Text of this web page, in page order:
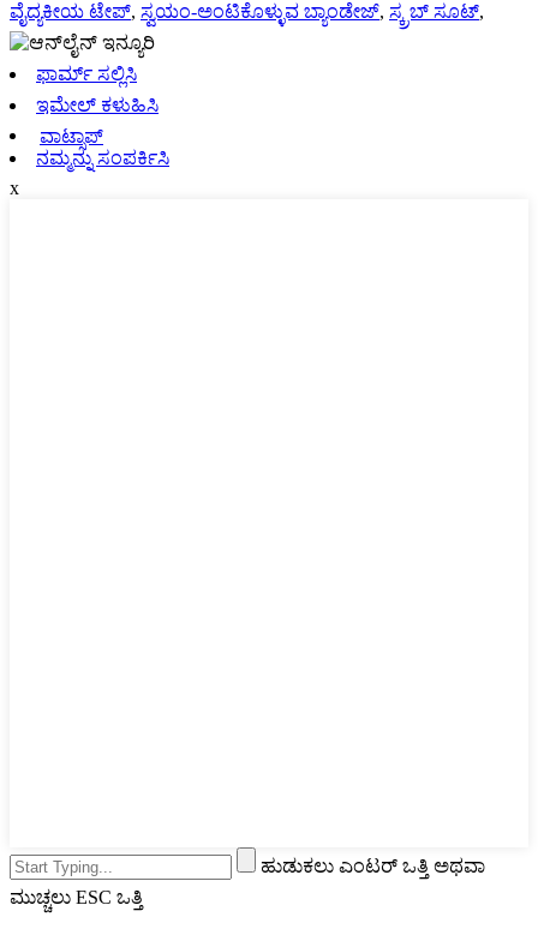
ವೈದ್ಯಕೀಯ ಟೇಪ್, ಸ್ವಯಂ-ಅಂಟಿಕೊಳ್ಳುವ ಬ್ಯಾಂಡೇಜ್, ಸ್ಕ್ರಬ್ ಸೂಟ್,
ಫಾರ್ಮ್ ಸಲ್ಲಿಸಿ
ಇಮೇಲ್ ಕಳುಹಿಸಿ
ವಾಟ್ಸಾಪ್
ನಮ್ಮನ್ನು ಸಂಪರ್ಕಿಸಿ
x
ಹುಡುಕಲು ಎಂಟರ್ ಒತ್ತಿ ಅಥವಾ
ಮುಚ್ಚಲು ESC ಒತ್ತಿ